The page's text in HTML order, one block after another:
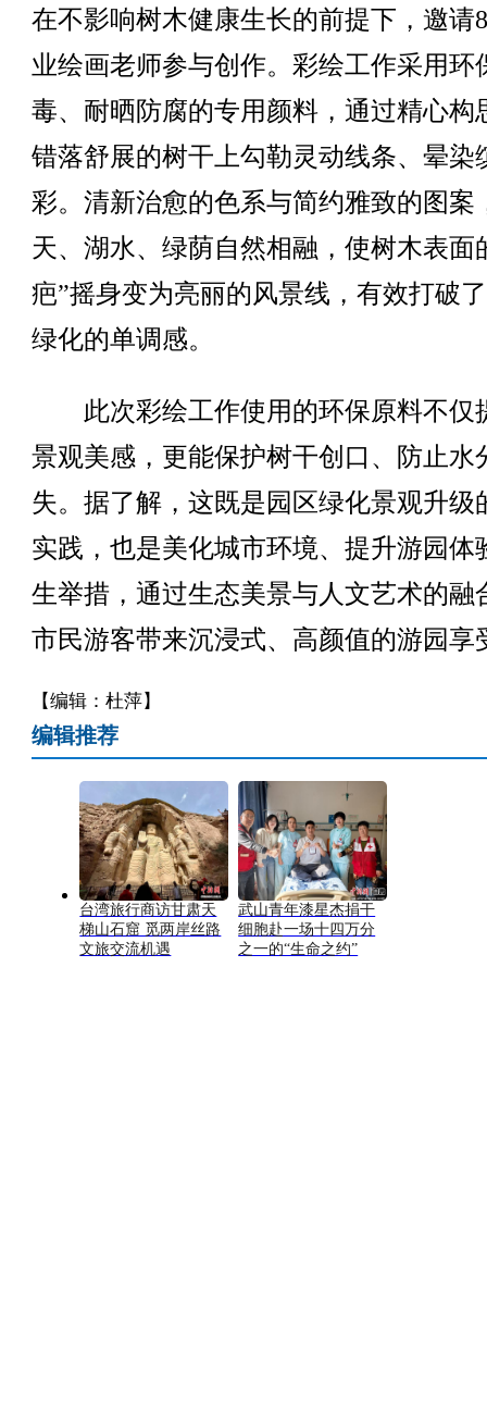
在不影响树木健康生长的前提下，邀请
业绘画老师参与创作。彩绘工作采用环
毒、耐晒防腐的专用颜料，通过精心构
错落舒展的树干上勾勒灵动线条、晕染
彩。清新治愈的色系与简约雅致的图案
天、湖水、绿荫自然相融，使树木表面
疤”摇身变为亮丽的风景线，有效打破
绿化的单调感。
此次彩绘工作使用的环保原料不仅
景观美感，更能保护树干创口、防止水
失。据了解，这既是园区绿化景观升级
实践，也是美化城市环境、提升游园体
生举措，通过生态美景与人文艺术的融
市民游客带来沉浸式、高颜值的游园享
【编辑：杜萍】
编辑推荐
台湾旅行商访甘肃天
梯山石窟 觅两岸丝路
文旅交流机遇
武山青年漆星杰捐干
细胞赴一场十四万分
之一的“生命之约”